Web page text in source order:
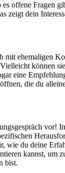
offene Fragen
zeigt dein
mit ehemaligen
können
eine
die du
vor!
wie du deine
kannst, um
bist.